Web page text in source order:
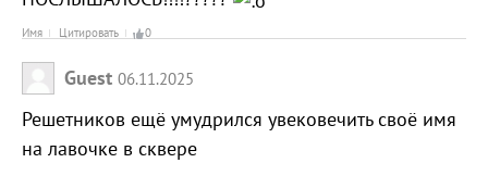
Имя Цитировать 0
Guest 06.11.2025
Решетников ещё умудрился увековечить своё имя
на лавочке в сквере